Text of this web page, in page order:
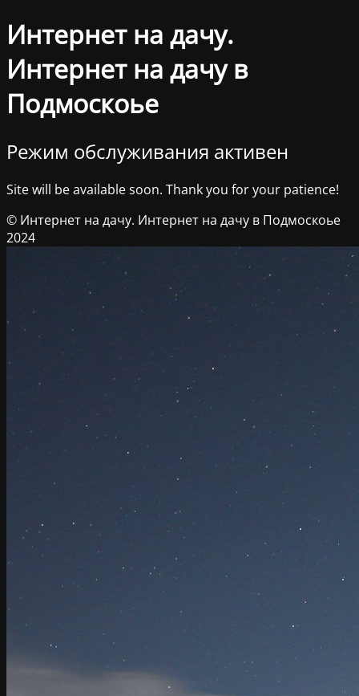
Интернет на дачу.
Интернет на дачу в
Подмоскоье
Режим обслуживания активен
Site will be available soon. Thank you for your patience!
© Интернет на дачу. Интернет на дачу в Подмоскоье
2024